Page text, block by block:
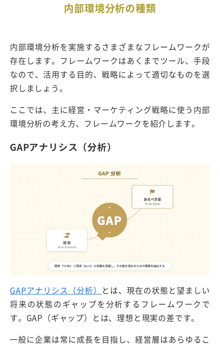
内部環境分析の種類
内部環境分析を実施するさまざまなフレームワークが
存在します。フレームワークはあくまでツール、手段
なので、活用する目的、戦略によって適切なものを選
択しましょう。
ここでは、主に経営・マーケティング戦略に使う内部
環境分析の考え方、フレームワークを紹介します。
GAPアナリシス（分析）
GAPアナリシス（分析）
とは、現在の状態と望ましい
将来の状態のギャップを分析するフレームワークで
す。GAP（ギャップ）とは、理想と現実の差です。
一般に企業は常に成長を目指し、経営層はあらゆるこ